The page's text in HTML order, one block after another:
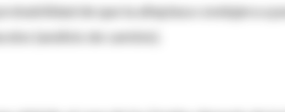
de que la alteplasa condujera a
(análisis de cambio).